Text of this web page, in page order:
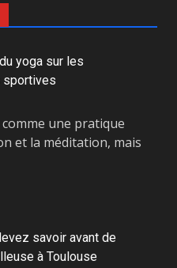
yoga sur les
sportives
une pratique
et la méditation, mais
savoir avant de
à Toulouse